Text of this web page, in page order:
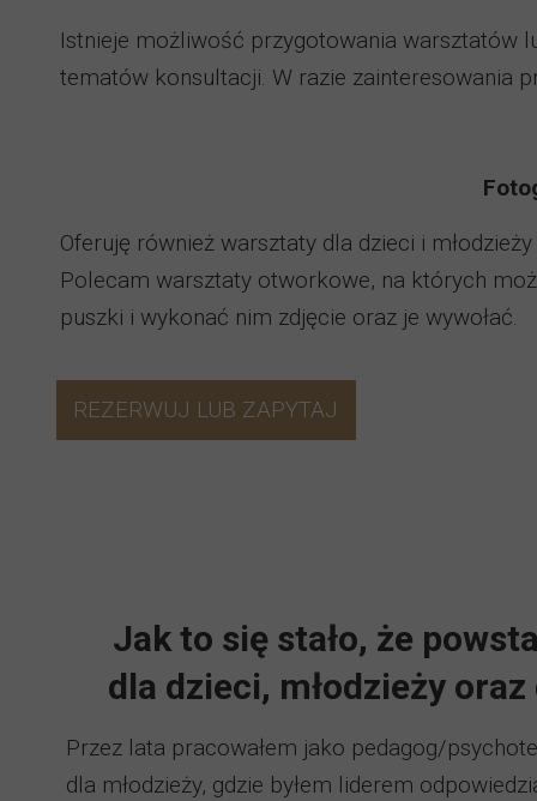
Istnieje możliwość przygotowania warsztatów
tematów konsultacji. W razie zainteresowania
Oferuję również warsztaty dla dzieci i
Polecam warsztaty otworkowe, na których
puszki i wykonać nim zdjęcie oraz je wywołać.
Jak to się stało, że
dla dzieci, młodzieży
Przez lata pracowałem jako pedagog/
dla młodzieży, gdzie byłem liderem
REZERWUJ LUB ZAPYTAJ